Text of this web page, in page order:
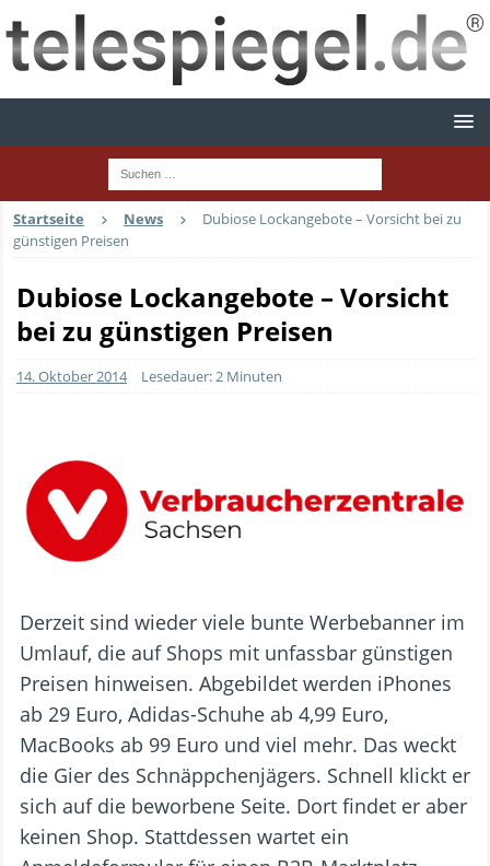
Startseite News
Dubiose Lockangebote – Vorsicht bei zu
günstigen Preisen
Dubiose Lockangebote – Vorsicht
bei zu günstigen Preisen
14. Oktober 2014 Lesedauer: 2 Minuten
Derzeit sind wieder viele bunte Werbebanner im
Umlauf, die auf Shops mit unfassbar günstigen
Preisen hinweisen. Abgebildet werden iPhones
ab 29 Euro, Adidas-Schuhe ab 4,99 Euro,
MacBooks ab 99 Euro und viel mehr. Das weckt
die Gier des Schnäppchenjägers. Schnell klickt er
sich auf die beworbene Seite. Dort findet er aber
keinen Shop. Stattdessen wartet ein